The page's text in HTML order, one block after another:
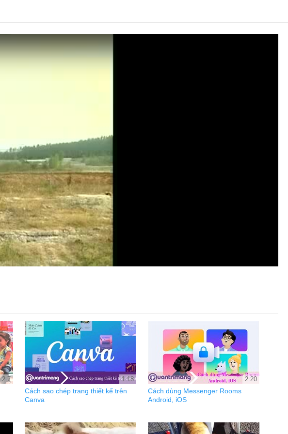
2:7 1:18
Cách sao chép trang thiết kế trên
Canva
2:20
Cách dùng Messenger Rooms
Android, iOS